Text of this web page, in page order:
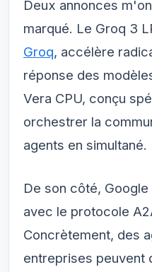
Deux annonces
marqué. Le Groq 3
Groq, accélère
réponse des
Vera CPU, conçu
orchestrer la
agents en simultané.
De son côté,
avec le protocole
Concrètement, des
entreprises peuvent